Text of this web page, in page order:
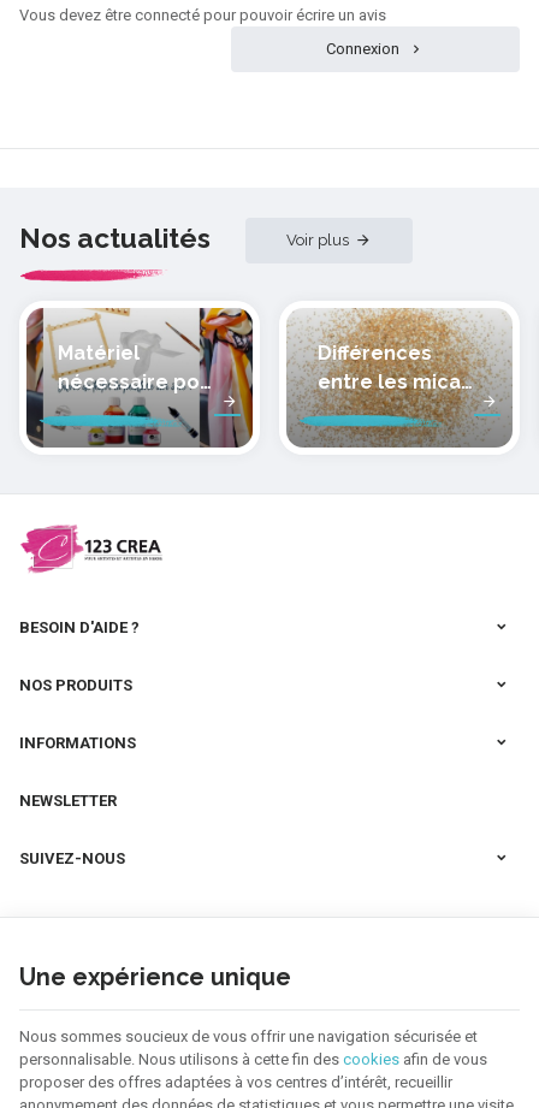
Vous devez être connecté pour pouvoir écrire un avis
Connexion
Nos actualités Voir plus
Matériel
nécessaire pour
peindre la soie
Différences
entre les micas
des pâtes
polymères
BESOIN D'AIDE ?
NOS PRODUITS
INFORMATIONS
NEWSLETTER
SUIVEZ-NOUS
Une expérience unique
Nous sommes soucieux de vous offrir une navigation sécurisée et
personnalisable. Nous utilisons à cette fin des cookies afin de vous
proposer des offres adaptées à vos centres d’intérêt, recueillir